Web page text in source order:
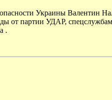
Украины Валентин
от партии УДАР,
.